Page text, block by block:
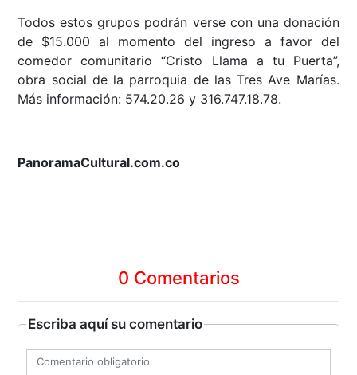
Todos estos grupos podrán verse con una donación
de $15.000 al momento del ingreso a favor del
comedor comunitario “Cristo Llama a tu Puerta”,
obra social de la parroquia de las Tres Ave Marías.
Más información: 574.20.26 y 316.747.18.78.
PanoramaCultural.com.co
0 Comentarios
Escriba aquí su comentario